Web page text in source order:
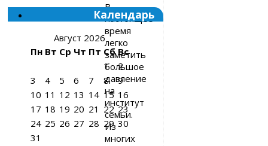
В
настоящее
время
легко
заметить
большое
давление
на
институт
семьи.
Из
многих
Календарь
Август 2026
Пн Вт Ср Чт Пт Сб Вс
1
2
3
4 5 6 7 8
9
10 11 12 13 14 15 16
17 18 19 20 21 22 23
24 25 26 27 28 29 30
31